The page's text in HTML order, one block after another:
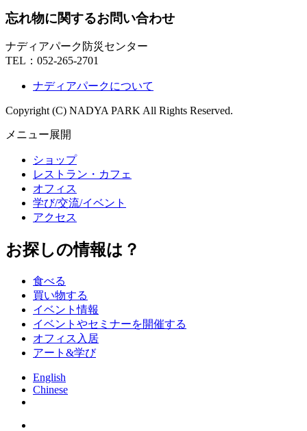
忘れ物に関するお問い合わせ
ナディアパーク防災センター
TEL： 052-265-2701
ナディアパークについて
Copyright (C) NADYA PARK All Rights Reserved.
メニュー展開
ショップ
レストラン・カフェ
オフィス
学び/交流/イベント
アクセス
お探しの情報は？
食べる
買い物する
イベント情報
イベントやセミナーを開催する
オフィス入居
アート&学び
English
Chinese